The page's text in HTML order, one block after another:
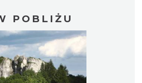
POBLIŻU